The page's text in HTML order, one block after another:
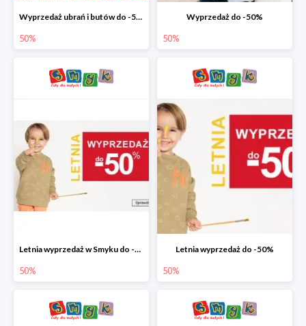
Wyprzedaż ubrań i butów do -50%
50%
Wyprzedaż do -50%
50%
Letnia wyprzedaż w Smyku do -50%
50%
Letnia wyprzedaż do -50%
50%